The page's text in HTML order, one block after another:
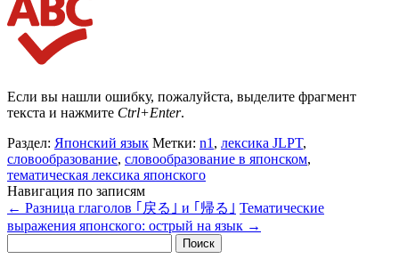
Если вы нашли ошибку, пожалуйста, выделите фрагмент
текста и нажмите Ctrl+Enter.
Раздел: Японский язык Метки: n1 , лексика JLPT,
словообразование, словообразование в японском,
тематическая лексика японского
Навигация по записям
← Разница глаголов ｢戻る｣ и ｢帰る｣ Тематические
выражения японского: острый на язык →